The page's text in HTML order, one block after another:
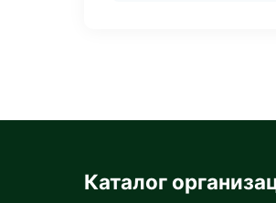
Каталог